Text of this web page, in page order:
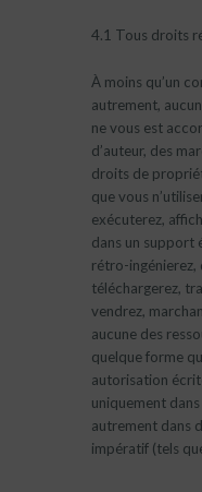
4.1 Tous droits
À moins qu’un
autrement,
ne vous est
d’auteur, des
droits de
que vous
exécuterez,
dans un support
rétro-ingénierez,
téléchargerez,
vendrez,
aucune des
quelque forme
autorisation
uniquement
autrement dans
impératif (tels